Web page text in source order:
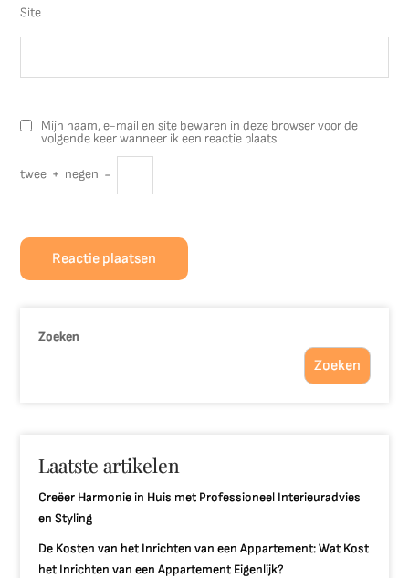
Site
Mijn naam, e-mail en site bewaren in deze browser voor de
volgende keer wanneer ik een reactie plaats.
twee + negen =
Zoeken
Zoeken
Laatste artikelen
Creëer Harmonie in Huis met Professioneel Interieuradvies
en Styling
De Kosten van het Inrichten van een Appartement: Wat Kost
het Inrichten van een Appartement Eigenlijk?